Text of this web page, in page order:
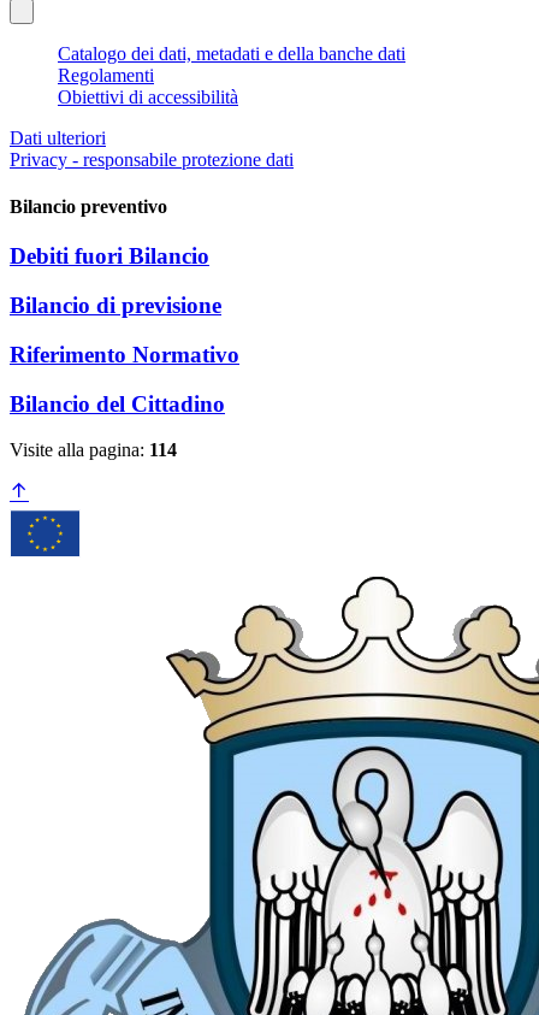
Catalogo dei dati, metadati e della banche dati
Regolamenti
Obiettivi di accessibilità
Dati ulteriori
Privacy - responsabile protezione dati
Bilancio preventivo
Debiti fuori Bilancio
Bilancio di previsione
Riferimento Normativo
Bilancio del Cittadino
Visite alla pagina: 114